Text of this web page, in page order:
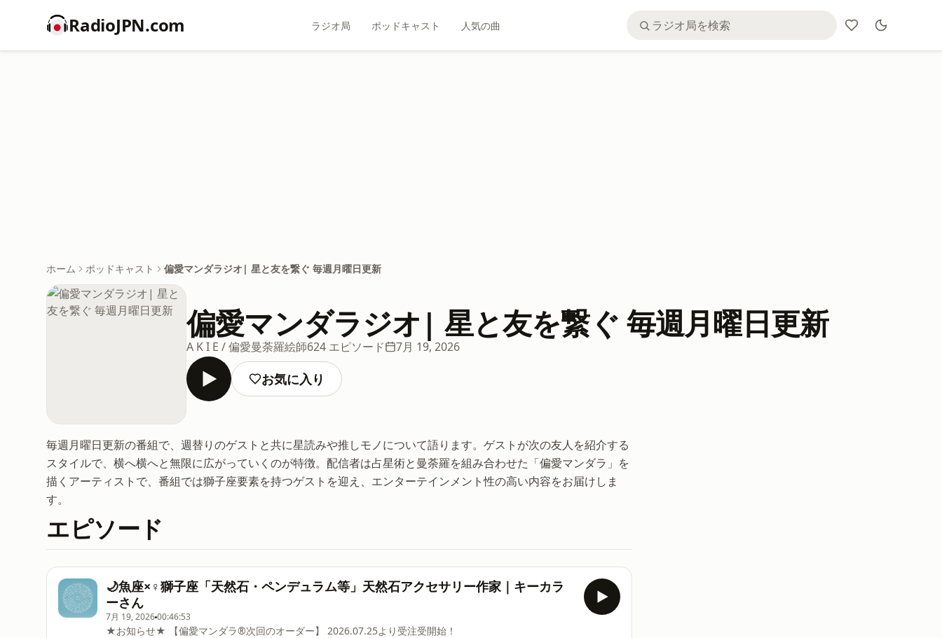
RadioJPN.com ラジオ局 ポッドキャスト 人気の曲
ホーム ポッドキャスト 偏愛マンダラジオ| 星と友を繋ぐ 毎週月曜日更新
偏愛マンダラジオ| 星と友を繋ぐ 毎週月曜日更新
A K I E / 偏愛曼荼羅絵師624 エピソード 7月 19, 2026
お気に入り
毎週月曜日更新の番組で、週替りのゲストと共に星読みや推しモノについて語ります。ゲストが次の友人を紹介する
スタイルで、横へ横へと無限に広がっていくのが特徴。配信者は占星術と曼荼羅を組み合わせた「偏愛マンダラ」を
描くアーティストで、番組では獅子座要素を持つゲストを迎え、エンターテインメント性の高い内容をお届けしま
す。
エピソード
🌙魚座×♀獅子座「天然石・ペンデュラム等」天然石アクセサリー作家｜キーカラ
ーさん
7月 19, 202600:46:53
★お知らせ★ 【偏愛マンダラ®次回のオーダー】 2026.07.25より受注受開始！